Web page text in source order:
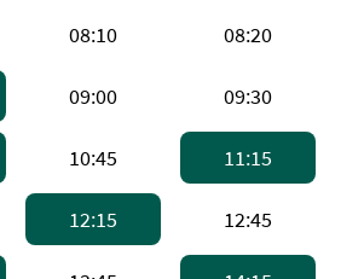
，高速船
08:10上午8:10，高速船
08:20上午8:20
，普通渡轮 。备注：普通渡轮，
09:00上午9:00，高速船
09:30上午9:30
，普通渡轮 。备注：普通渡轮
10:45上午10:45，高速船
11:15上午
，高速船
12:15下午12:15，普通渡轮 。
12:45下午